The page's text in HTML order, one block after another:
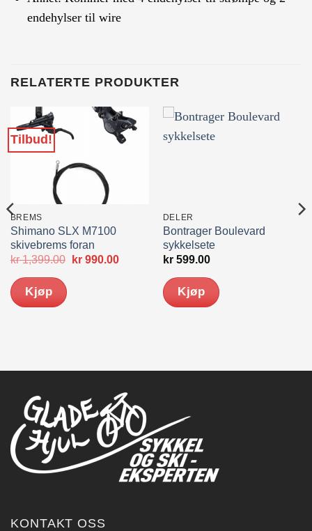
endehylser til wire
RELATERTE PRODUKTER
Tilbud!
BREMS
Shimano SLX M7100
skivebrems foran
kr1,399.00
Opprinnelig
kr990.00Nåværende
kr 990.00.
Kjøp
DELER
Bontrager Boulevard
sykkelsete
kr599.00
Kjøp
KONTAKT OSS